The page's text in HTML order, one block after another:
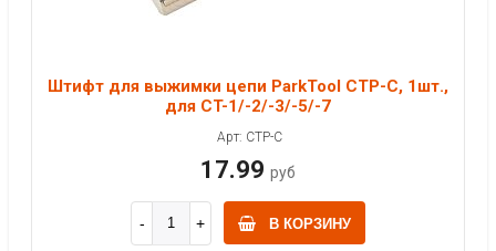
Штифт для выжимки цепи ParkTool CTP-C, 1шт.,
для CT-1/-2/-3/-5/-7
Арт: CTP-C
17.99 руб
В КОРЗИНУ